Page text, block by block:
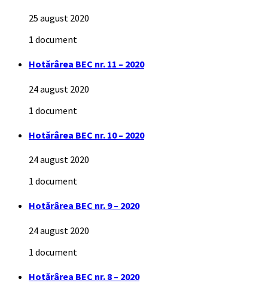
25 august 2020
1 document
Hotărârea BEC nr. 11 – 2020
24 august 2020
1 document
Hotărârea BEC nr. 10 – 2020
24 august 2020
1 document
Hotărârea BEC nr. 9 – 2020
24 august 2020
1 document
Hotărârea BEC nr. 8 – 2020